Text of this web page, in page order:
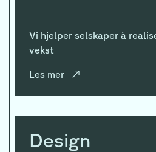
Vi hjelper selskaper å
vekst
Les mer ↗
Design